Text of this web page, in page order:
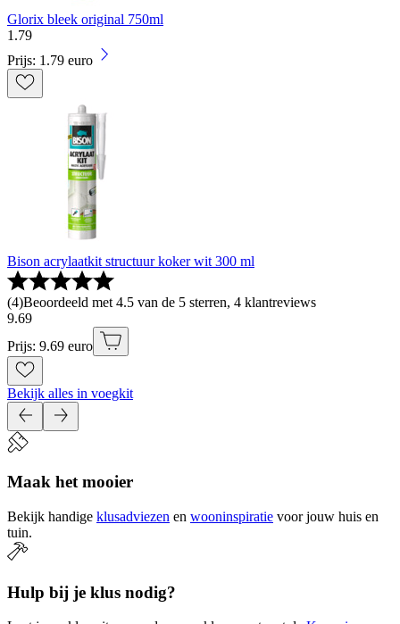
Glorix bleek original 750ml
1 .79
Prijs: 1.79 euro
Bison acrylaatkit structuur koker wit 300 ml
(4)Beoordeeld met 4.5 van de 5 sterren, 4 klantreviews
9.69
Prijs: 9.69 euro
Bekijk alles in voegkit
Maak het mooier
Bekijk handige klusadviezen en wooninspiratie voor jouw huis en
tuin.
Hulp bij je klus nodig?